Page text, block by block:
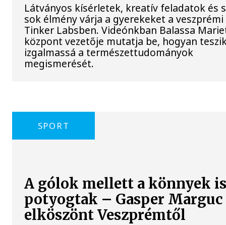
Látványos kísérletek, kreatív feladatok és
sok élmény várja a gyerekeket a veszprémi
Tinker Labsben. Videónkban Balassa
központ vezetője mutatja be, hogyan
izgalmassá a természettudományok
megismerését.
SPORT
A gólok mellett a könnyek
potyogtak – Gasper Marguc
elköszönt Veszprémtől